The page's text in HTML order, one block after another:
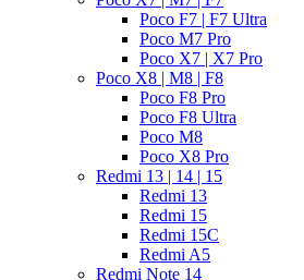
Poco F7 | F7 Ultra
Poco M7 Pro
Poco X7 | X7 Pro
Poco X8 | M8 | F8
Poco F8 Pro
Poco F8 Ultra
Poco M8
Poco X8 Pro
Redmi 13 | 14 | 15
Redmi 13
Redmi 15
Redmi 15C
Redmi A5
Redmi Note 14